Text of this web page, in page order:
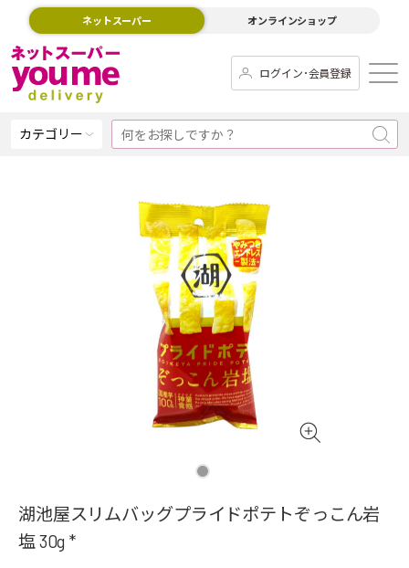
ネットスーパー オンラインショップ
ログイン･会員登録
カテゴリー
湖池屋スリムバッグプライドポテトぞっこん岩
塩 30g *